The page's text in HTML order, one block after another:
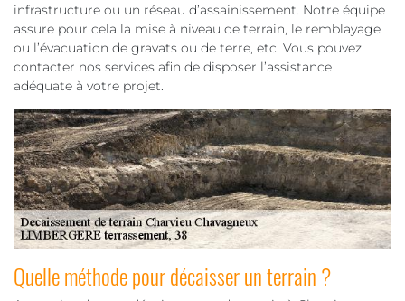
infrastructure ou un réseau d’assainissement. Notre équipe
assure pour cela la mise à niveau de terrain, le remblayage
ou l’évacuation de gravats ou de terre, etc. Vous pouvez
contacter nos services afin de disposer l’assistance
adéquate à votre projet.
Quelle méthode pour décaisser un terrain ?